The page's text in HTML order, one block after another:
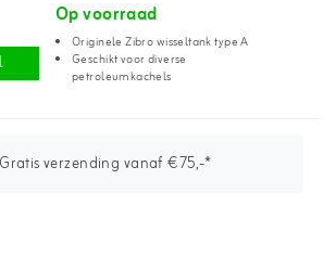
Op voorraad
Originele Zibro wisseltank type A
Geschikt voor diverse
petroleumkachels
Gratis verzending vanaf €75,-*